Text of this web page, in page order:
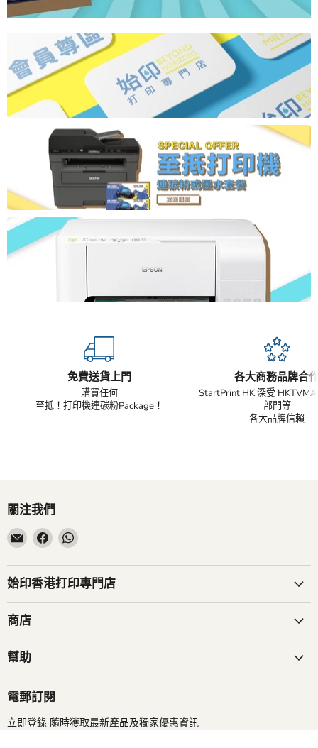
免費送貨上門
購買任何
至抵！打印機連碳粉Package！
各大商務品牌合
StartPrint HK 深受
部門等
各大品牌信賴
關注我們
在
子
郵
找
到
們
在
Facebook
找
到
在
找
到
始印香港打印專門店
商店
幫助
電郵訂閱
立即登錄 隨時獲取最新產品及獨家優惠資訊